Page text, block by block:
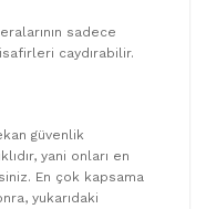
sadece
caydırabilir.
güvenlik
yani onları en
En çok kapsama
yukarıdaki